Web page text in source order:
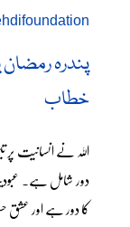
پندرہ
خطاب
اللہ نے انسانیت
دور شامل ہے۔
کا دور ہے اور